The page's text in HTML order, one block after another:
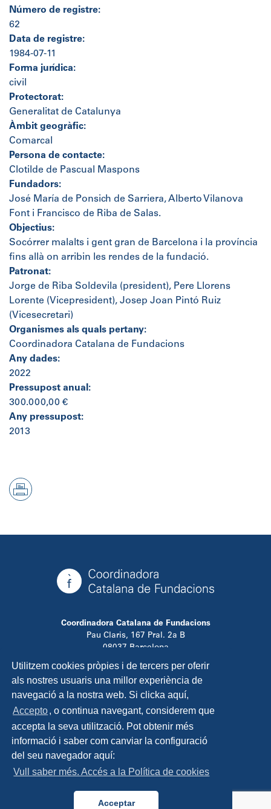
Utilitzem cookies pròpies i de tercers per oferir
als nostres usuaris una millor experiència de
navegació a la nostra web. Si clicka aquí,
Accepto, o continua navegant, considerem que
accepta la seva utilització. Pot obtenir més
informació i saber com canviar la configuració
del seu navegador aquí:
Vull saber més. Accés a la Política de cookies
Acceptar
Número de registre:
62
Data de registre:
1984-07-11
Forma jurídica:
civil
Protectorat:
Generalitat de Catalunya
Àmbit geogràfic:
Comarcal
Persona de contacte:
Clotilde de Pascual Maspons
Fundadors:
José María de Ponsich de Sarriera, Alberto Vilanova
Font i Francisco de Riba de Salas.
Objectius:
Socórrer malalts i gent gran de Barcelona i la província
fins allà on arribin les rendes de la fundació.
Patronat:
Jorge de Riba Soldevila (president), Pere Llorens
Lorente (Vicepresident), Josep Joan Pintó Ruiz
(Vicesecretari)
Organismes als quals pertany:
Coordinadora Catalana de Fundacions
Any dades:
2022
Pressupost anual:
300.000,00 €
Any pressupost:
2013
Coordinadora Catalana de Fundacions
Pau Claris, 167 Pral. 2a B
08037 Barcelona
T. 934 881 480
info@ccfundacions.cat
Contacta
Política de privadesa
Política de cookies